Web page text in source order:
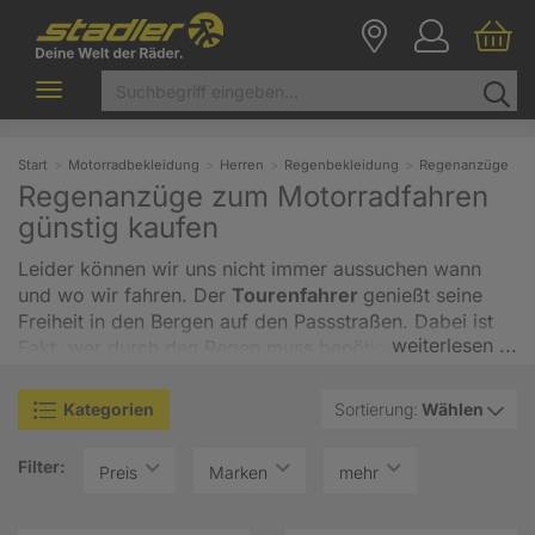
Toggle
navigation
Start Motorradbekleidung Herren Regenbekleidung Regenanzüge
Regenanzüge zum Motorradfahren
günstig kaufen
Leider können wir uns nicht immer aussuchen wann
und wo wir fahren. Der Tourenfahrer genießt seine
Freiheit in den Bergen auf den Passstraßen. Dabei ist
Fakt, wer durch den Regen muss benötigt eine gute
Motorradfahrer absolut notwendig , da es leider keine
Garantie für regenfreie Touren gibt. Wenn Sie eine
begleitet, finden Sie in unserm Online Shop mit
weiterlesen ...
Sortierung: Wählen
Kategorien
Filter: Preis Marken mehr